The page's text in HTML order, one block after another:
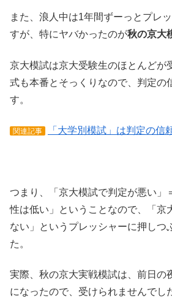
また、浪人中は1年間ずーっとプレ
すが、特にヤバかったのが秋の京大
京大模試は京大受験生のほとんどが
式も本番とそっくりなので、判定の
す。
関連記事 「大学別模試」は判定の信
つまり、「京大模試で判定が悪い」
性は低い」ということなので、「京
ない」というプレッシャーに押しつ
た。
実際、秋の京大実戦模試は、前日の
になったので、受けられませんでし